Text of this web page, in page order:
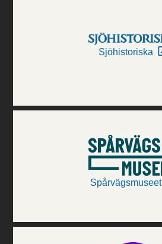
Sjöhistoriska
Spårvägsmuseet